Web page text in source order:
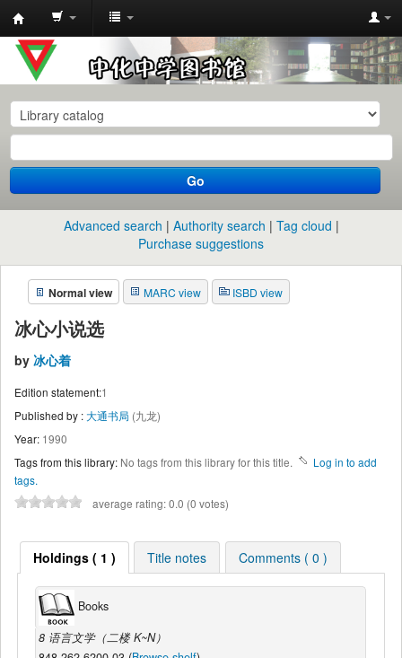
中
化
中
学
图
书
馆
目
录
Go
Advanced search Authority search
Tag cloud
Purchase suggestions
Normal view MARC view ISBD view
冰心小说选
by 冰心着
Edition statement:1
Published by :大通书局 (九龙)
Year: 1990
Tags from this library: No tags from this library for this title.
Log in to add
tags.
average rating: 0.0 (0 votes)
Holdings ( 1 ) Title notes Comments ( 0 )
Books
8 语言文学（二楼 K~N）